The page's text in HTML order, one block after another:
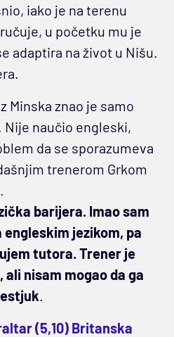
iako je na terenu
u početku mu je
adaptira na život u Nišu.
Minska znao je samo
naučio engleski,
da se sporazumeva
trenerom Grkom
.
barijera. Imao sam
jezikom, pa
tutora. Trener je
nisam mogao da ga
.
(5,10) Britanska